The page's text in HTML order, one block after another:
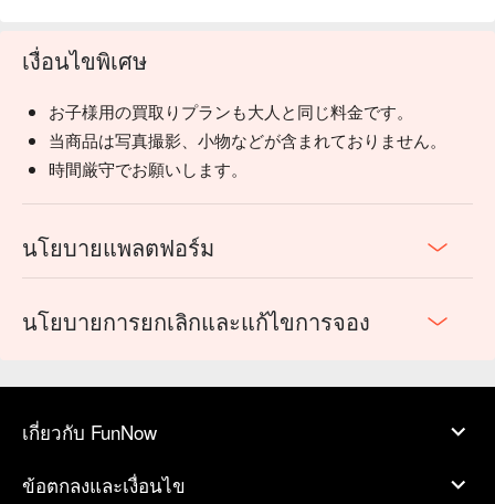
เงื่อนไขพิเศษ
お子様用の買取りプランも大人と同じ料金です。
当商品は写真撮影、小物などが含まれておりません。
時間厳守でお願いします。
นโยบายแพลตฟอร์ม
นโยบายการยกเลิกและแก้ไขการจอง
เกี่ยวกับ FunNow
ข้อตกลงและเงื่อนไข